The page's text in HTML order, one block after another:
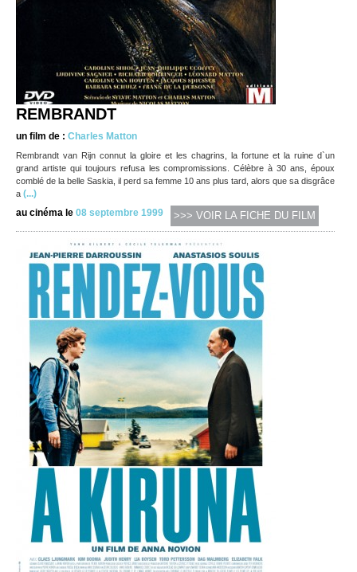
REMBRANDT
un film de : Charles Matton
Rembrandt van Rijn connut la gloire et les chagrins, la fortune et la ruine d`un
grand artiste qui toujours refusa les compromissions. Célèbre à 30 ans, époux
comblé de la belle Saskia, il perd sa femme 10 ans plus tard, alors que sa disgrâce
a (...)
au cinéma le 08 septembre 1999 >>> VOIR LA FICHE DU FILM